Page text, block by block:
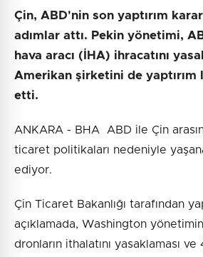
Çin, ABD'nin son yaptırım
adımlar attı. Pekin yönetimi,
hava aracı (İHA) ihracatını
Amerikan şirketini de yaptırım
etti.
ANKARA - BHA ABD ile Çin
ticaret politikaları nedeniyle
ediyor.
Çin Ticaret Bakanlığı tarafından
açıklamada, Washington
dronların ithalatını yasaklaması